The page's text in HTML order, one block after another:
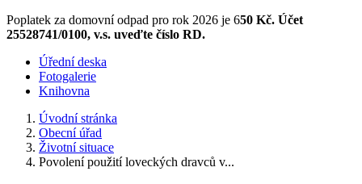
Poplatek za domovní odpad pro rok 2026 je 650 Kč. Účet
25528741/0100, v.s. uveďte číslo RD.
Úřední deska
Fotogalerie
Knihovna
Úvodní stránka
Obecní úřad
Životní situace
Povolení použití loveckých dravců v...